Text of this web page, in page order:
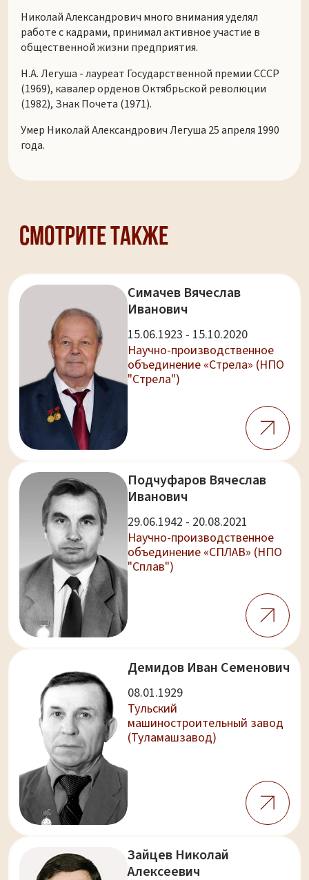
Николай Александрович много внимания уделял
работе с кадрами, принимал активное участие в
общественной жизни предприятия.
Н.А. Легуша - лауреат Государственной премии СССР
(1969), кавалер орденов Октябрьской революции
(1982), Знак Почета (1971).
Умер Николай Александрович Легуша 25 апреля 1990
года.
Смотрите также
Симачев Вячеслав
Иванович
15.06.1923 - 15.10.2020
Научно-производственное
объединение «Стрела» (НПО
"Стрела")
Подчуфаров Вячеслав
Иванович
29.06.1942 - 20.08.2021
Научно-производственное
объединение «СПЛАВ» (НПО
"Сплав")
Демидов Иван Семенович
08.01.1929
Тульский
машиностроительный завод
(Туламашзавод)
Зайцев Николай
Алексеевич